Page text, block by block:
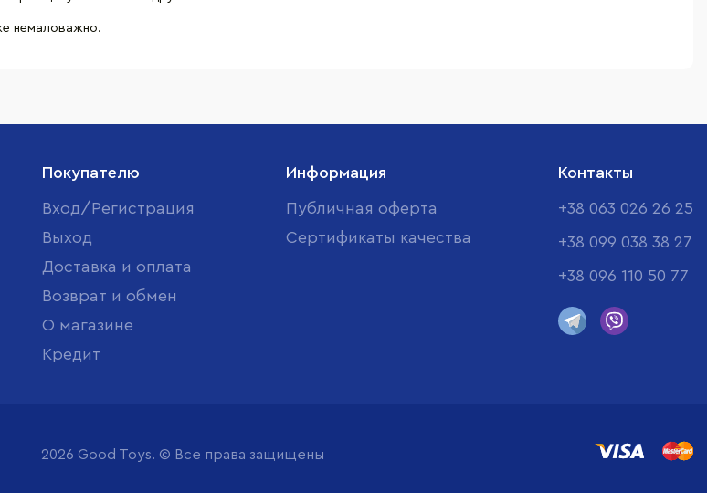
немаловажно.
Покупателю
Вход/Регистрация
Выход
Доставка и оплата
Возврат и обмен
О магазине
Кредит
Информация
Публичная оферта
Сертификаты качества
Контакты
+38 063 026 26 25
+38 099 038 38 27
+38 096 110 50 77
2026 Good Toys. © Все права защищены